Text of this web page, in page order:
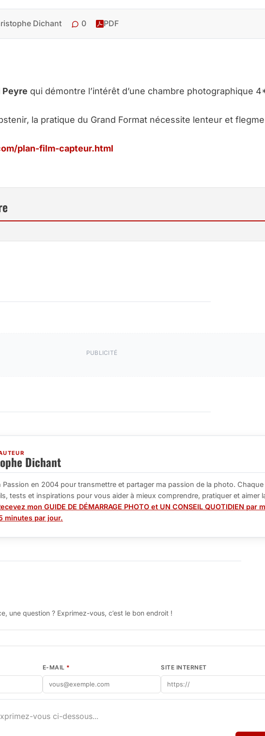
Dichant 0 PDF
Peyre qui démontre l’intérêt d’une chambre photographique
la pratique du Grand Format nécessite lenteur et
plan-film-capteur.html
PUBLICITÉ
Dichant
Passion en 2004 pour transmettre et partager ma passion de la photo. Chaque
tests et inspirations pour vous aider à mieux comprendre, pratiquer et aimer
mon GUIDE DE DÉMARRAGE PHOTO et UN CONSEIL QUOTIDIEN par
minutes par jour.
une question ? Exprimez-vous, c’est le bon endroit !
E-MAIL * SITE INTERNET